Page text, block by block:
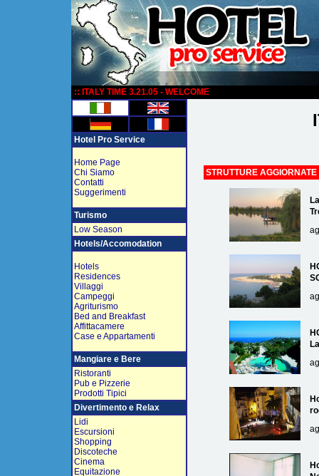
:: ITALY TIME 3.21.05 - WELCOME
Hotel Pro Service
Home Page
Chi Siamo
Contatti
Suggerimenti
Turismo
Low Season
Hotels/Accomodation
Hotels
Residences
Villaggi
Campeggi
Agriturismo
Bed and Breakfast
Affittacamere
Case e Appartamenti
Mangiare e Bere
Ristoranti
Pub e Pizzerie
Prodotti Tipici
Divertimento e Relax
Lidi
Escursioni
Shopping
Discoteche
Cinema
Equitazione
STRUTTURE